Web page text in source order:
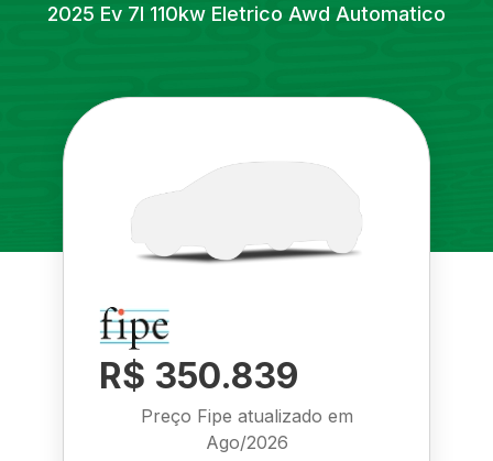
2025 Ev 7l 110kw Eletrico Awd Automatico
R$ 350.839
Preço Fipe atualizado em
Ago/2026